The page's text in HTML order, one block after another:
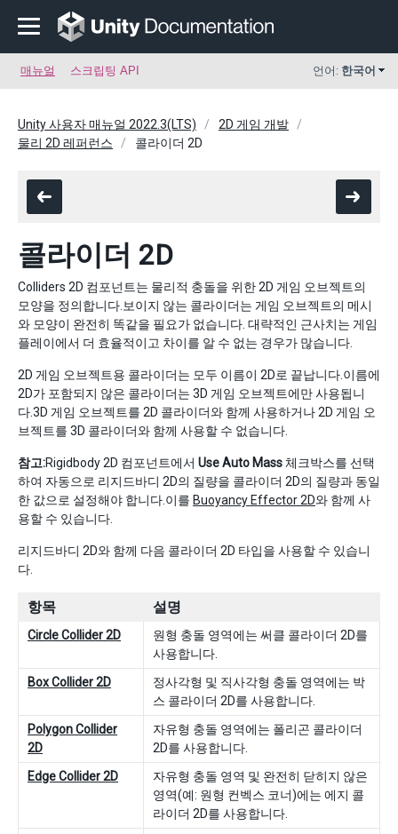
매뉴얼 스크립팅 API 언어: 한국어
Unity 사용자 매뉴얼 2022.3(LTS)
2D 게임 개발
물리 2D 레퍼런스
콜라이더 2D
콜라이더 2D
Colliders 2D 컴포넌트는 물리적 충돌을 위한 2D 게임 오브젝트의
모양을 정의합니다.보이지 않는 콜라이더는 게임 오브젝트의 메시
와 모양이 완전히 똑같을 필요가 없습니다. 대략적인 근사치는 게임
플레이에서 더 효율적이고 차이를 알 수 없는 경우가 많습니다.
2D 게임 오브젝트용 콜라이더는 모두 이름이 2D로 끝납니다.이름에
2D가 포함되지 않은 콜라이더는 3D 게임 오브젝트에만 사용됩니
다.3D 게임 오브젝트를 2D 콜라이더와 함께 사용하거나 2D 게임 오
브젝트를 3D 콜라이더와 함께 사용할 수 없습니다.
참고:Rigidbody 2D 컴포넌트에서 Use Auto Mass 체크박스를 선택
하여 자동으로 리지드바디 2D의 질량을 콜라이더 2D의 질량과 동일
한 값으로 설정해야 합니다.이를 Buoyancy Effector 2D와 함께 사
용할 수 있습니다.
리지드바디 2D와 함께 다음 콜라이더 2D 타입을 사용할 수 있습니
다.
항목 설명
Circle Collider 2D
원형 충돌 영역에는 써클 콜라이더 2D를
사용합니다.
Box Collider 2D
정사각형 및 직사각형 충돌 영역에는 박
스 콜라이더 2D를 사용합니다.
Polygon Collider
2D
자유형 충돌 영역에는 폴리곤 콜라이더
2D를 사용합니다.
Edge Collider 2D
자유형 충돌 영역 및 완전히 닫히지 않은
영역(예: 원형 컨벡스 코너)에는 에지 콜
라이더 2D를 사용합니다.